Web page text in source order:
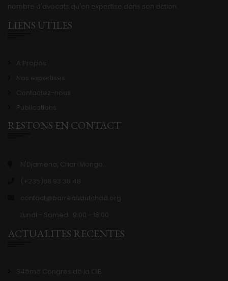
nombre d'avocats qu'en expertise dans son action.
LIENS UTILES
A Propos
Nos expertises
Contactez-nous
Publications
RESTONS EN CONTACT
N'Djamena, Chari Mongo.
(+235)68 93 38 48
contact@barreaudutchad.org
Lundi - Samedi: 9:00 - 18:00
ACTUALITES RECENTES
34ème Congrès de la CIB